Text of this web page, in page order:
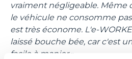
vraiment négligeable. Même
le véhicule ne consomme
est très économe. L'e-
laissé bouche bée, car c'est
facile à manier».